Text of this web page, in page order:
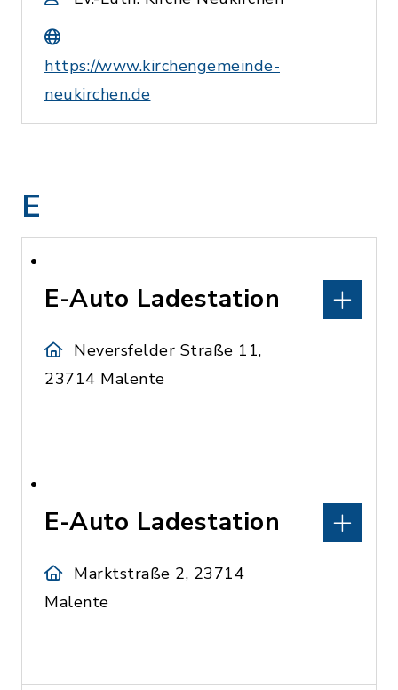
https://www.kirchengemeinde-
neukirchen.de
E
E-Auto Ladestation
Neversfelder Straße 11,
23714 Malente
E-Auto Ladestation
Marktstraße 2, 23714
Malente